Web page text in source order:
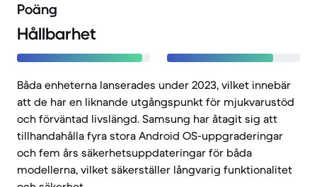
Poäng
Hållbarhet
Båda enheterna lanserades under 2023, vilket innebär
att de har en liknande utgångspunkt för mjukvarustöd
och förväntad livslängd. Samsung har åtagit sig att
tillhandahålla fyra stora Android OS-uppgraderingar
och fem års säkerhetsuppdateringar för båda
modellerna, vilket säkerställer långvarig funktionalitet